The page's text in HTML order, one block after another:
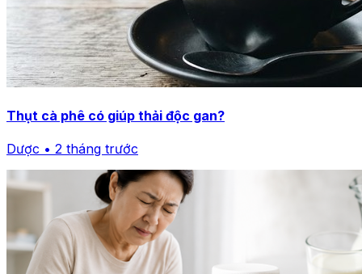
Thụt cà phê có giúp thải độc gan?
Dược • 2 tháng trước